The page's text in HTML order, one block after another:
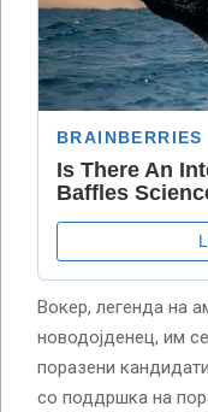
Вокер, легенда на
новодојденец, им
поразени
со поддршка на